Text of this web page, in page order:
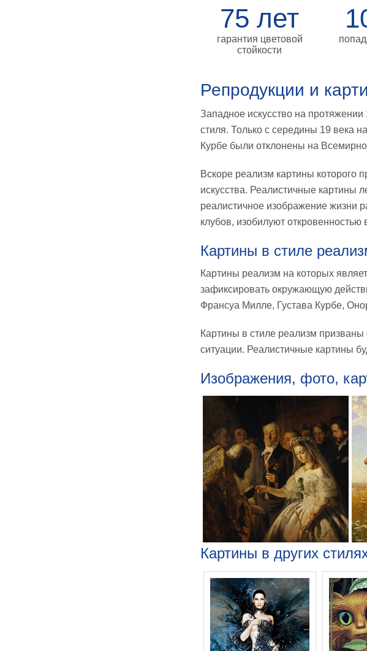
75 лет
гарантия цветовой
стойкости
Репродукции и
Западное искусство на
стиля. Только с середины 19 века
Курбе были отклонены на
Вскоре реализм картины которого
искусства. Реалистичные картины
реалистичное изображение жизни
клубов, изобилуют откровенностью
Картины в стиле
Картины реализм на которых
зафиксировать окружающую
Франсуа Милле, Густава Курбе,
Картины в стиле реализм призваны
ситуации. Реалистичные картины
Изображения, фото,
Картины в других